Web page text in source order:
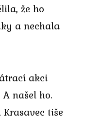
že ho
a nechala
akci
našel ho.
Krasavec tiše